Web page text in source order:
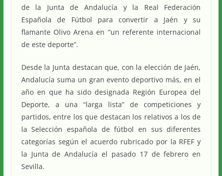
de la Junta de Andalucía y la Real Federación
Española de Fútbol para convertir a Jaén y su
flamante Olivo Arena en “un referente internacional
de este deporte”.
Desde la Junta destacan que, con la elección de Jaén,
Andalucía suma un gran evento deportivo más, en el
año en que ha sido designada Región Europea del
Deporte, a una “larga lista” de competiciones y
partidos, entre los que destacan los relativos a los de
la Selección española de fútbol en sus diferentes
categorías según el acuerdo rubricado por la RFEF y
la Junta de Andalucía el pasado 17 de febrero en
Sevilla.